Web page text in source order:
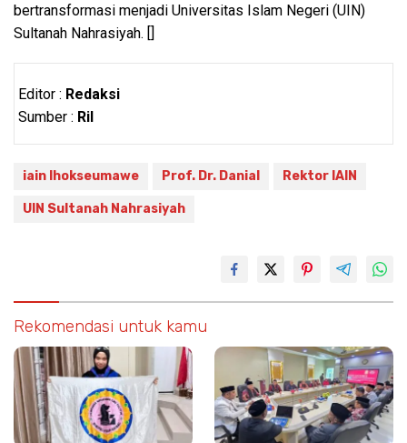
bertransformasi menjadi Universitas Islam Negeri (UIN)
Sultanah Nahrasiyah. []
Editor : Redaksi
Sumber : Ril
iain lhokseumawe Prof. Dr. Danial Rektor IAIN
UIN Sultanah Nahrasiyah
Rekomendasi untuk kamu